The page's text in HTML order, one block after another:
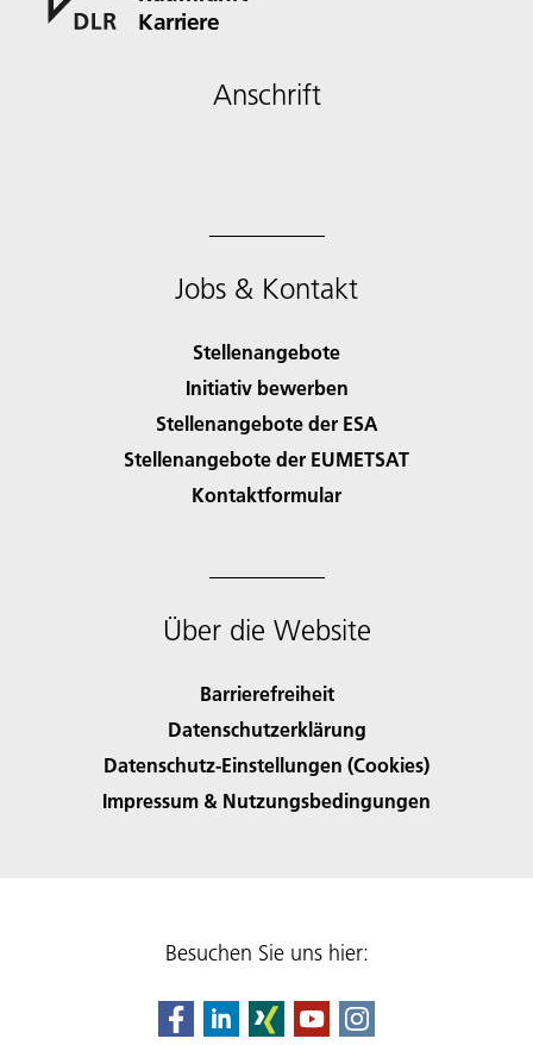
Karriere
Anschrift
Jobs & Kontakt
Stellenangebote
Initiativ bewerben
Stellenangebote der ESA
Stellenangebote der EUMETSAT
Kontaktformular
Über die Website
Barrierefreiheit
Datenschutzerklärung
Datenschutz-Einstellungen (Cookies)
Impressum & Nutzungsbedingungen
Besuchen Sie uns hier: